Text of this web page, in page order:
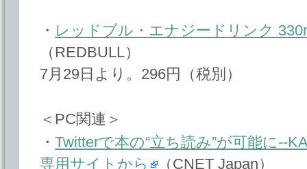
・ レッドブル・エナジードリンク
（REDBULL）
7月29日より。296円（税別）
＜PC関連＞
・ Twitterで本の“立ち読み”が可能に--
専用サイトから
（CNET Japan）